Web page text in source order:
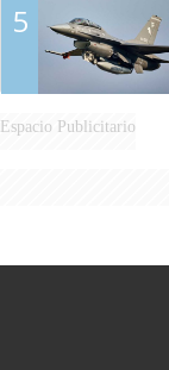
5
Espacio Publicitario